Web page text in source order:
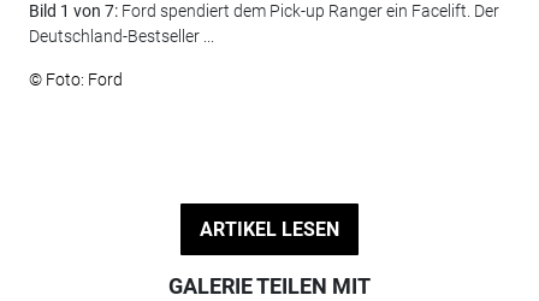
Bild 1 von 7: Ford spendiert dem Pick-up Ranger ein Facelift. Der
Deutschland-Bestseller ...
© Foto: Ford
ARTIKEL LESEN
GALERIE TEILEN MIT